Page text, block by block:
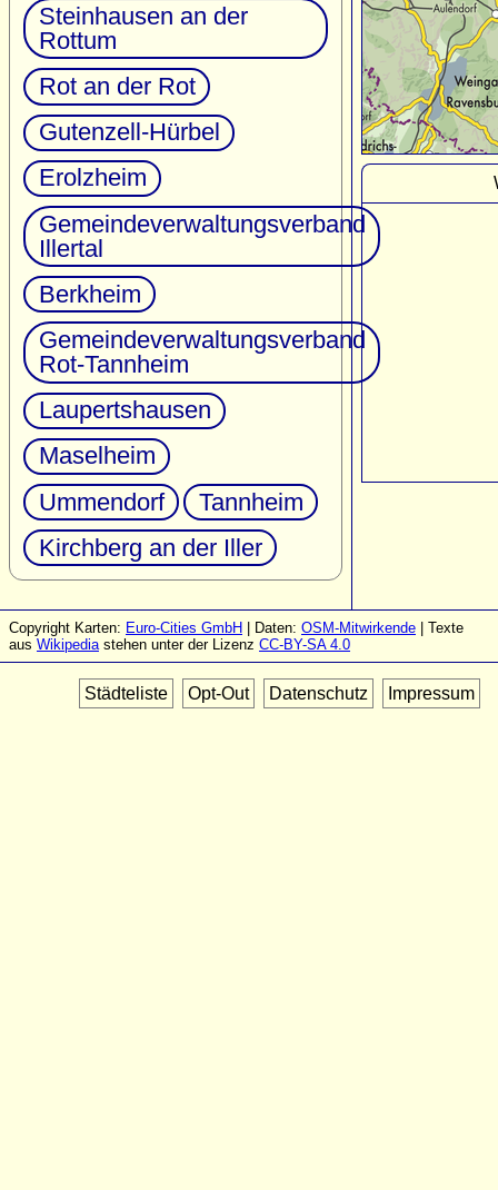
Steinhausen an der
Rottum
Rot an der Rot
Gutenzell-Hürbel
Erolzheim
Gemeindeverwaltungsverband
Illertal
Berkheim
Gemeindeverwaltungsverband
Rot-Tannheim
Laupertshausen
Maselheim
Ummendorf
Tannheim
Kirchberg an der Iller
Copyright Karten: Euro-Cities GmbH | Daten: OSM-Mitwirkende | Texte
aus Wikipediastehen unter der Lizenz CC-BY-SA 4.0
Städteliste Opt-Out Datenschutz Impressum